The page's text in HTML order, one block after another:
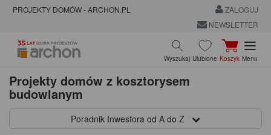
PROJEKTY DOMÓW - ARCHON.PL
ZALOGUJ
NEWSLETTER
Wyszukaj Ulubione Koszyk Menu
Projekty domów z kosztorysem
budowlanym
Poradnik Inwestora od A do Z